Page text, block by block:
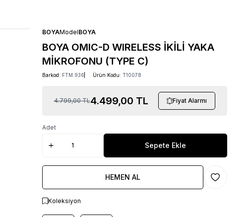
BOYAModelBOYA
BOYA OMIC-D WIRELESS İKİLİ YAKA
MİKROFONU (TYPE C)
Barkod: FTM.936 Ürün Kodu: T10078
4.799,00TL4.499,00 TL Fiyat Alarmı
Adet
Sepete Ekle
HEMEN AL Favoriye
Koleksiyon